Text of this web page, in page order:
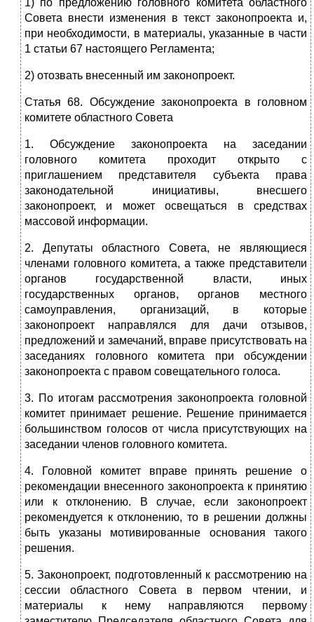
1) по предложению головного комитета областного
Совета внести изменения в текст законопроекта и,
при необходимости, в материалы, указанные в части
1 статьи 67 настоящего Регламента;
2) отозвать внесенный им законопроект.
Статья 68. Обсуждение законопроекта в головном
комитете областного Совета
1. Обсуждение законопроекта на заседании
головного комитета проходит открыто с
приглашением представителя субъекта права
законодательной инициативы, внесшего
законопроект, и может освещаться в средствах
массовой информации.
2. Депутаты областного Совета, не являющиеся
членами головного комитета, а также представители
органов государственной власти, иных
государственных органов, органов местного
самоуправления, организаций, в которые
законопроект направлялся для дачи отзывов,
предложений и замечаний, вправе присутствовать на
заседаниях головного комитета при обсуждении
законопроекта с правом совещательного голоса.
3. По итогам рассмотрения законопроекта головной
комитет принимает решение. Решение принимается
большинством голосов от числа присутствующих на
заседании членов головного комитета.
4. Головной комитет вправе принять решение о
рекомендации внесенного законопроекта к принятию
или к отклонению. В случае, если законопроект
рекомендуется к отклонению, то в решении должны
быть указаны мотивированные основания такого
решения.
5. Законопроект, подготовленный к рассмотрению на
сессии областного Совета в первом чтении, и
материалы к нему направляются первому